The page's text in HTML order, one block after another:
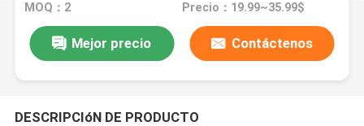
MOQ：2 Precio：19.99~35.99$
Mejor precio Contáctenos
DESCRIPCIóN DE PRODUCTO